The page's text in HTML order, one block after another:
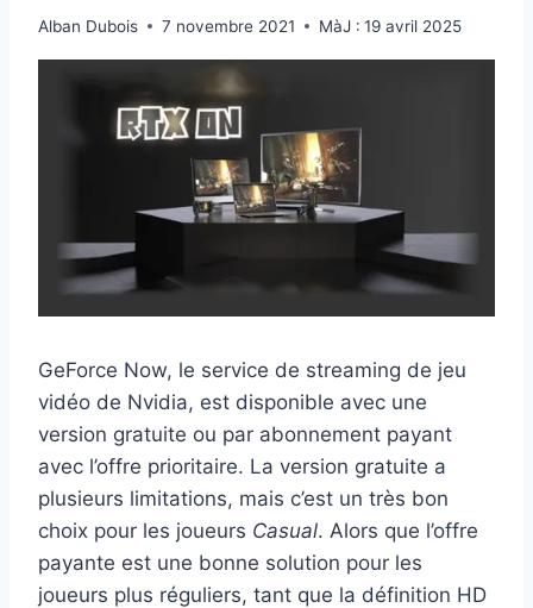
Alban Dubois 7 novembre 2021 MàJ : 19 avril 2025
GeForce Now, le service de streaming de jeu
vidéo de Nvidia, est disponible avec une
version gratuite ou par abonnement payant
avec l’offre prioritaire. La version gratuite a
plusieurs limitations, mais c’est un très bon
choix pour les joueurs Casual. Alors que l’offre
payante est une bonne solution pour les
joueurs plus réguliers, tant que la définition HD